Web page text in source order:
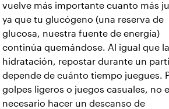
vuelve más importante cuanto más
ya que tu glucógeno (una reserva de
glucosa, nuestra fuente de energía)
continúa quemándose. Al igual que la
hidratación, repostar durante un
depende de cuánto tiempo juegues.
golpes ligeros o juegos casuales, no
necesario hacer un descanso de